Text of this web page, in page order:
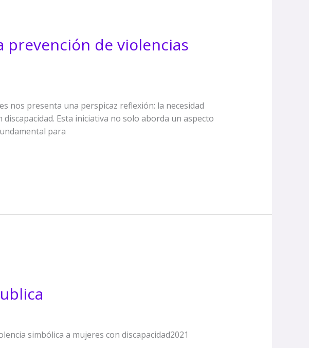
de violencias
nos presenta una perspicaz reflexión: la necesidad
Esta iniciativa no solo aborda un aspecto
para
simbólica a mujeres con discapacidad2021